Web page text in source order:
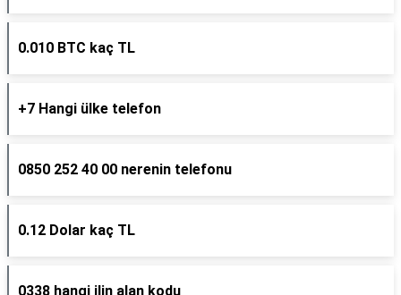
0.010 BTC kaç TL
+7 Hangi ülke telefon
0850 252 40 00 nerenin telefonu
0.12 Dolar kaç TL
0338 hangi ilin alan kodu